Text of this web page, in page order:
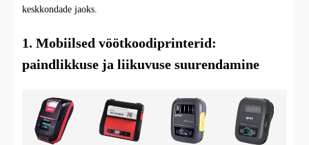
keskkondade jaoks.
1. Mobiilsed vöötkoodiprinterid:
paindlikkuse ja liikuvuse suurendamine